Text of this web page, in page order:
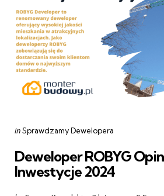
Categories
Posted
inSprawdzamy Dewelopera
Deweloper ROBYG
Inwestycje 2024